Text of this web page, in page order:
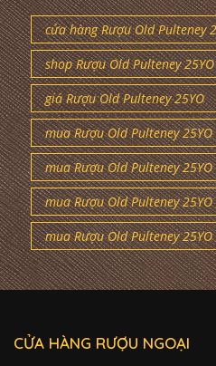
cửa hàng Rượu Old Pulteney
shop Rượu Old Pulteney 25YO
giá Rượu Old Pulteney 25YO
mua Rượu Old Pulteney
mua Rượu Old Pulteney
mua Rượu Old Pulteney
mua Rượu Old Pulteney
CỬA HÀNG RƯỢU NGOẠI